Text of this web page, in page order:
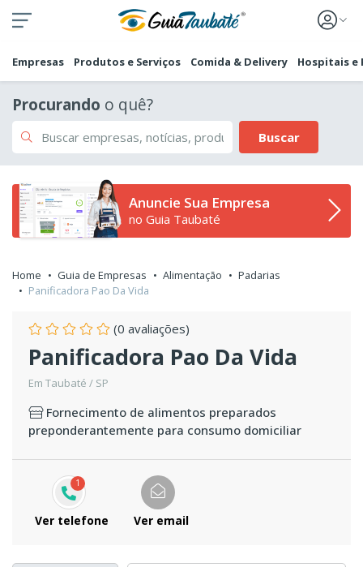
Empresas Produtos e Serviços Comida & Delivery Hospitais e
Procurando o quê?
Buscar
Anuncie Sua Empresa
no Guia Taubaté
Home Guia de Empresas Alimentação
Padarias
Panificadora Pao Da Vida
(0 avaliações)
Panificadora Pao Da Vida
Em Taubaté / SP
Fornecimento de alimentos preparados
preponderantemente para consumo domiciliar
1
Ver telefone Ver email